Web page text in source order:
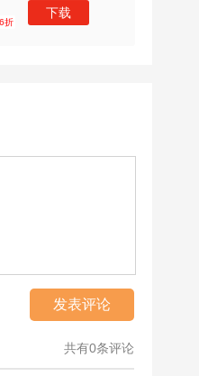
6折
下载
发表评论
共有0条评论